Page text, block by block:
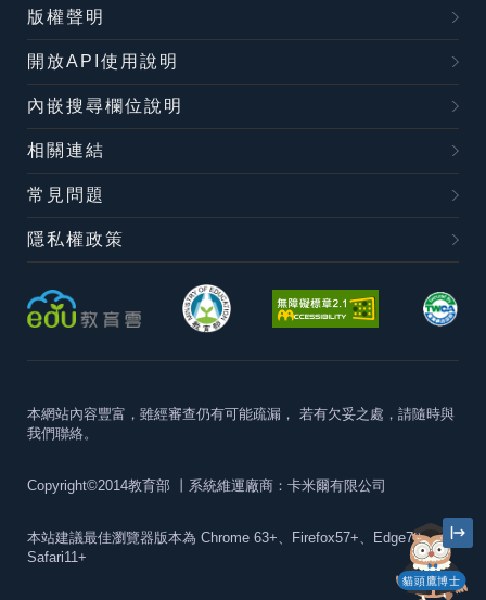
貓頭鷹博士
版權聲明
開放API使用說明
內嵌搜尋欄位說明
相關連結
常見問題
隱私權政策
本網站內容豐富，雖經審查仍有可能疏漏， 若有欠妥之處，請隨時與
我們聯絡。
Copyright©2014教育部 丨系統維運廠商：卡米爾有限公司
本站建議最佳瀏覽器版本為 Chrome 63+、Firefox57+、Edge79+及
Safari11+